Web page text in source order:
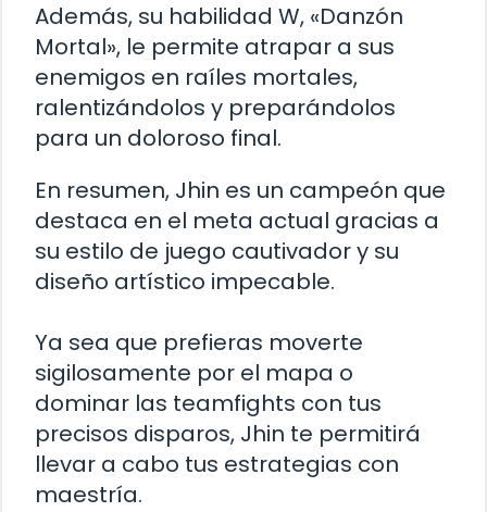
Además, su habilidad W, «Danzón
Mortal», le permite atrapar a sus
enemigos en raíles mortales,
ralentizándolos y preparándolos
para un doloroso final.
En resumen, Jhin es un campeón que
destaca en el meta actual gracias a
su estilo de juego cautivador y su
diseño artístico impecable.
Ya sea que prefieras moverte
sigilosamente por el mapa o
dominar las teamfights con tus
precisos disparos, Jhin te permitirá
llevar a cabo tus estrategias con
maestría.